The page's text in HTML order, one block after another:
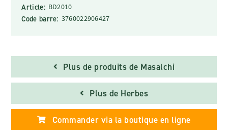
Article: BD2010
Code barre: 3760022906427
Plus de produits de Masalchi
Plus de Herbes
Commander via la boutique en ligne